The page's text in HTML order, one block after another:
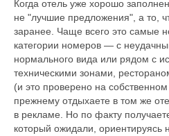
Когда отель уже хорошо
не "лучшие предложения", а то,
заранее. Чаще всего это самые
категории номеров — с
нормального вида или рядом с
техническими зонами,
(и это проверено на
прежнему отдыхаете в том же
в рекламе. Но по факту
который ожидали, ориентируясь